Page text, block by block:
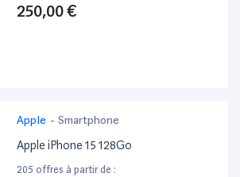
250,00 €
Apple - Smartphone
Apple iPhone 15 128Go
205 offres à partir de :